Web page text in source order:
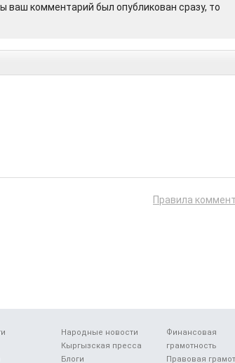
ваш комментарий был опубликован сразу, то
Правила
Народные новости
Кыргызская пресса
Блоги
Финансовая
грамотность
Правовая